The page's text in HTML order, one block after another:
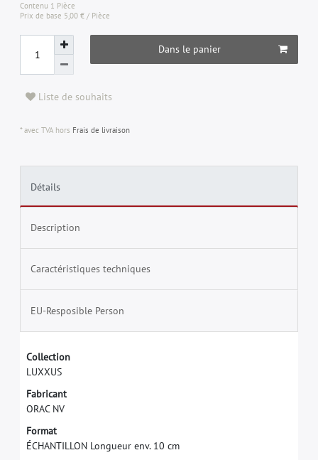
Contenu 1 Pièce
Prix de base 5,00 € / Pièce
Dans le panier
Liste de souhaits
* avec TVA hors Frais de livraison
Détails
Description
Caractéristiques techniques
EU-Resposible Person
Collection
LUXXUS
Fabricant
ORAC NV
Format
ÉCHANTILLON Longueur env. 10 cm